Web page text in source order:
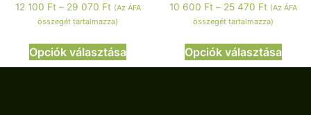
12 100 Ft – 29 070 Ft (Az ÁFA
összegét tartalmazza)
Opciók választása
10 600 Ft – 25 470 Ft (Az ÁFA
összegét tartalmazza)
Opciók választása